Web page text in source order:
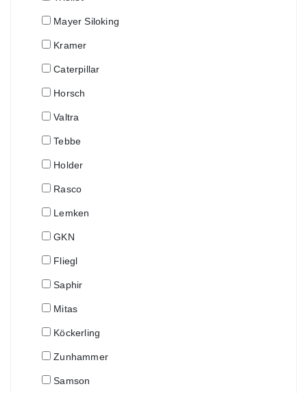
Mayer Siloking
Kramer
Caterpillar
Horsch
Valtra
Tebbe
Holder
Rasco
Lemken
GKN
Fliegl
Saphir
Mitas
Köckerling
Zunhammer
Samson